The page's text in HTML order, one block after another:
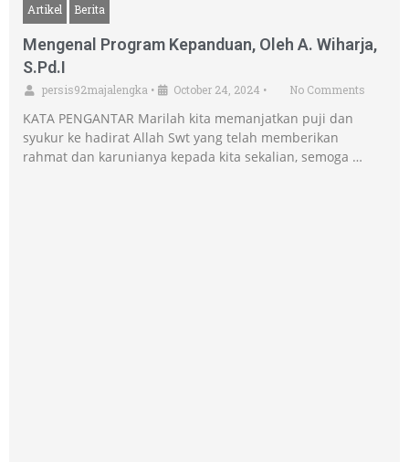
Artikel Berita
Mengenal Program Kepanduan, Oleh A. Wiharja,
S.Pd.I
persis92majalengka • October 24, 2024 • No Comments
KATA PENGANTAR Marilah kita memanjatkan puji dan
syukur ke hadirat Allah Swt yang telah memberikan
rahmat dan karunianya kepada kita sekalian, semoga …